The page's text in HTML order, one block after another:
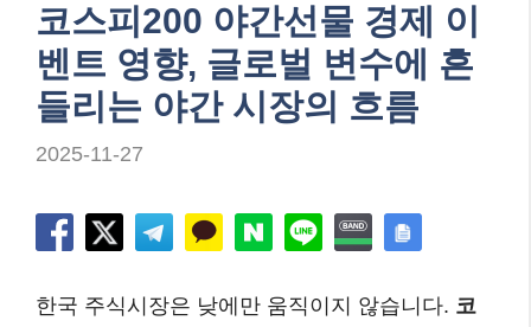
코스피200 야간선물 경제 이
벤트 영향, 글로벌 변수에 흔
들리는 야간 시장의 흐름
2025-11-27
한국 주식시장은 낮에만 움직이지 않습니다. 코